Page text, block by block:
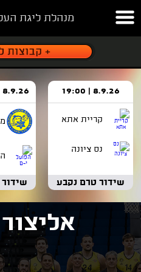
מנהלת ליגת
8.9.26 | 19:00
קריית אתא
נס ציונה
שידור טרם נקבע
8.9.26 | טרם נקבע